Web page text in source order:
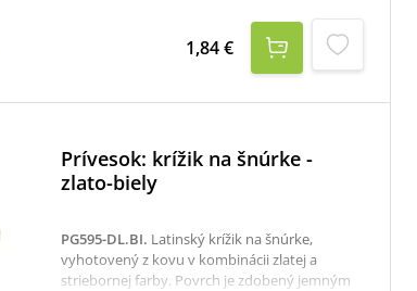
1,84 €
Prívesok: krížik na šnúrke -
zlato-biely
PG595-DL.BI. Latinský krížik na šnúrke,
vyhotovený z kovu v kombinácii zlatej a
striebornej farby. Povrch je zdobený jemným